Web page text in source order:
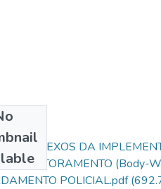
OS REFLEXOS DA
(Body-
POLICIAL.pdf